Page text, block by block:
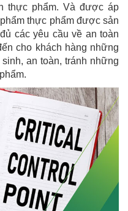
thực phẩm. Và được áp
thực phẩm được sản
các yêu cầu về an toàn
cho khách hàng những
an toàn, tránh những